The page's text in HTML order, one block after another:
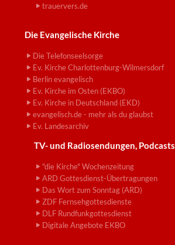
trauervers.de
Die Evangelische Kirche
Die Telefonseelsorge
Ev. Kirche Charlottenburg-Wilmersdorf
Berlin evangelisch
Ev. Kirche im Osten (EKBO)
Ev. Kirche in Deutschland (EKD)
evangelisch.de - mehr als du glaubst
Ev. Landesarchiv
TV- und Radiosendungen, Podcasts
"die Kirche" Wochenzeitung
ARD Gottesdienst-Übertragungen
Das Wort zum Sonntag (ARD)
ZDF Fernsehgottesdienste
DLF Rundfunkgottesdienst
Digitale Angebote EKBO